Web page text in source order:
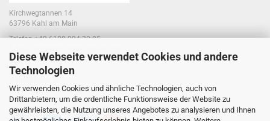
Diese Webseite verwendet Cookies und andere
Technologien
Wir verwenden Cookies und ähnliche Technologien, auch von
Drittanbietern, um die ordentliche Funktionsweise der Website zu
gewährleisten, die Nutzung unseres Angebotes zu analysieren und Ihnen
Kirchwegtannen 14
63796 Kahl am Main
Telefon +49 6188 994 30 85
Laden:
63796 Kahl am Main